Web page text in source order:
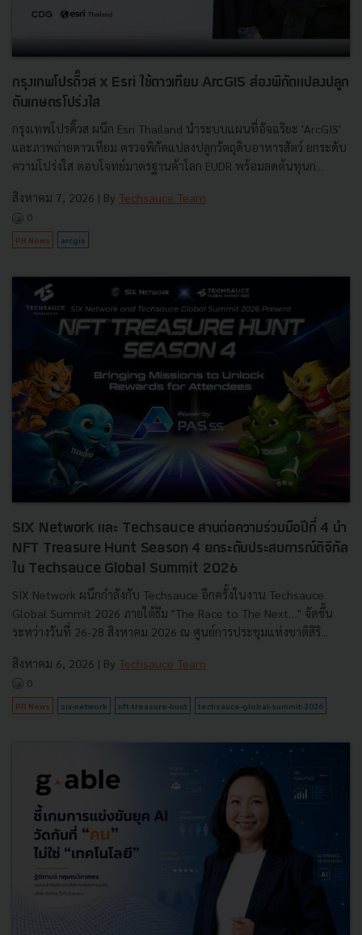
กรุงเทพโปรดิ๊วส x Esri ใช้ดาวเทียม ArcGIS ส่องพิกัดแปลงปลูก
ดันเกษตรโปร่งใส
กรุงเทพโปรดิ๊วส ผนึก Esri Thailand นำระบบแผนที่อัจฉริยะ 'ArcGIS'
และภาพถ่ายดาวเทียม ตรวจพิกัดแปลงปลูกวัตถุดิบอาหารสัตว์ ยกระดับ
ความโปร่งใส ตอบโจทย์มาตรฐานค้าโลก EUDR พร้อมลดต้นทุนก...
สิงหาคม 7, 2026 | By Techsauce Team
0
PR News arcgis
SIX Network และ Techsauce สานต่อความร่วมมือปีที่ 4 นำ
NFT Treasure Hunt Season 4 ยกระดับประสบการณ์ดิจิทัล
ใน Techsauce Global Summit 2026
SIX Network ผนึกกำลังกับ Techsauce อีกครั้งในงาน Techsauce
Global Summit 2026 ภายใต้ธีม "The Race to The Next…" จัดขึ้น
ระหว่างวันที่ 26-28 สิงหาคม 2026 ณ ศูนย์การประชุมแห่งชาติสิริ...
สิงหาคม 6, 2026 | By Techsauce Team
0
PR News six-network nft-treasure-hunt techsauce-global-summit-2026